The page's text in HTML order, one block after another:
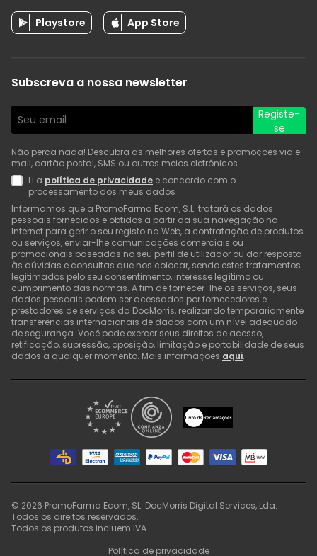
Playstore App Store
Subscreva a nossa newsletter
Registe-
se
Não perca nada! Descubra as melhores ofertas e promoções via e-
mail, cartão postal, SMS ou outros meios eletrónicos
Li a política de privacidade e concordo com o
processamento dos meus dados
Informamos que a PromoFarma Ecom, S.L. tratará os dados
pessoais fornecidos e obtidos a partir da sua navegação na
Internet para gerir o seu registo na Web, a contratação de produtos
ou serviços, enviar-lhe comunicações comerciais ou
promocionais baseadas no seu perfil de utilizador ou dar resposta
às dúvidas e consultas que nos colocar, sendo estes tratamentos
legitimados pelo seu consentimento, interesse legítimo ou
cumprimento das normas. A fim de fornecer-lhe os serviços, seus
dados pessoais podem ser acessados por fornecedores e
prestadores de serviços da DocMorris, realizando temporariamente
transferências internacionais de dados com um nível adequado
de segurança. Você pode exercer seus direitos de acesso,
retificação, supressão, oposição, limitação e portabilidade de seus
dados a qualquer momento. Mais informações aqui.
© 2026 PromoFarma Ecom, SL. DocMorris Digital Services, Lda.
Todos os direitos reservados.
Todos os produtos incluem IVA.
Política de privacidade